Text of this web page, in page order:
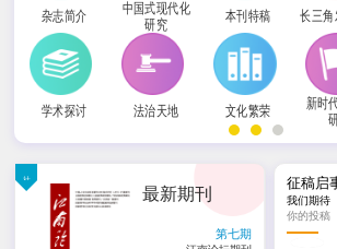
杂志简介
中国式现代化
研究
本刊特稿 长三
学术探讨 法治天地 文化繁荣
新时
社科
最新期刊
第七期
征稿启
我们期待
你的投稿